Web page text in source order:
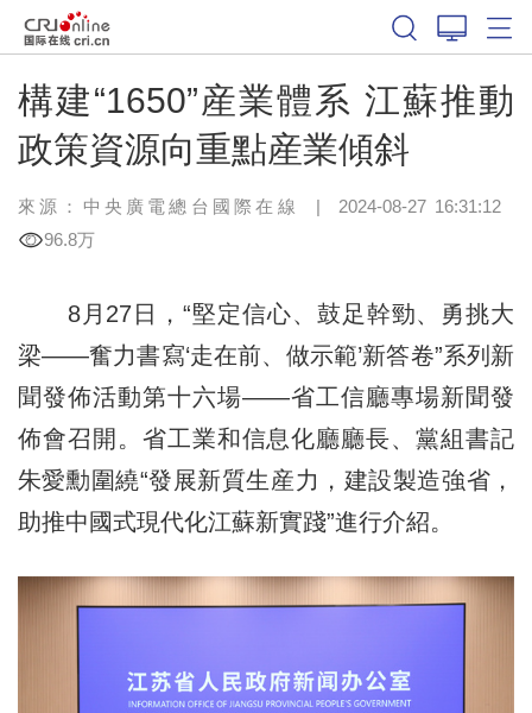
構建“1650”産業體系 江蘇推動
政策資源向重點産業傾斜
來源：中央廣電總台國際在線 | 2024-08-27 16:31:12
96.8万
8月27日，“堅定信心、鼓足幹勁、勇挑大
梁——奮力書寫‘走在前、做示範’新答卷”系列新
聞發佈活動第十六場——省工信廳專場新聞發
佈會召開。省工業和信息化廳廳長、黨組書記
朱愛勳圍繞“發展新質生産力，建設製造強省，
助推中國式現代化江蘇新實踐”進行介紹。